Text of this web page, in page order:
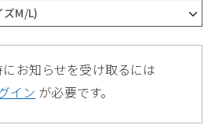
ズM/L)
お知らせを受け取るには
イン が必要です。